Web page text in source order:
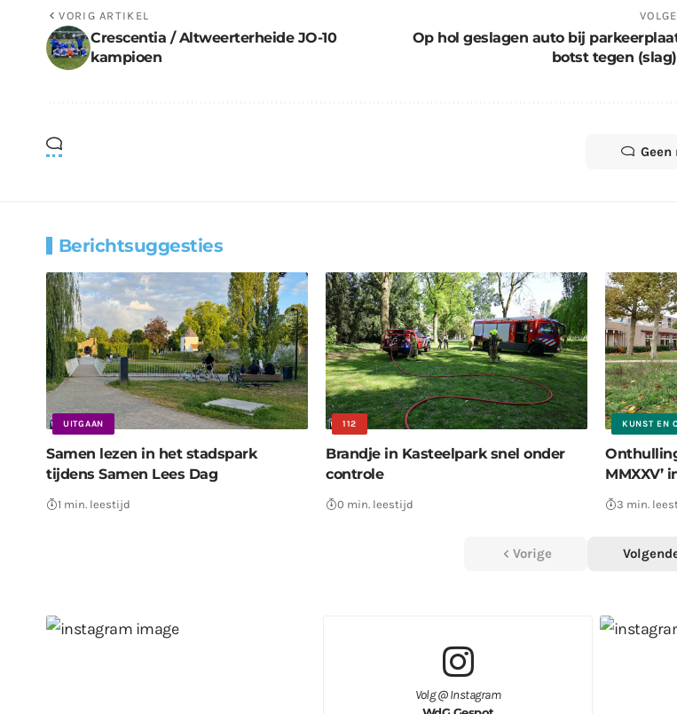
VORIG ARTIKEL
Crescentia / Altweerterheide JO-10
kampioen
Op hol geslagen auto bij
botst tegen
Berichtsuggesties
UITGAAN
Samen lezen in het stadspark
tijdens Samen Lees Dag
1 min. leestijd
112
Brandje in Kasteelpark snel onder
controle
0 min. leestijd
KUNST EN
MMXXV’
3 min.
Vorige
Volg @ Instagram